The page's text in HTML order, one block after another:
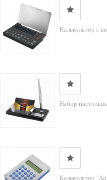
Калькулятор с
Набор
Калькулятор